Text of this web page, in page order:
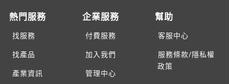
熱門服務
找服務
找產品
產業資訊
企業服務
付費服務
加入我們
管理中心
幫助
客服中心
服務條款/隱私權
政策